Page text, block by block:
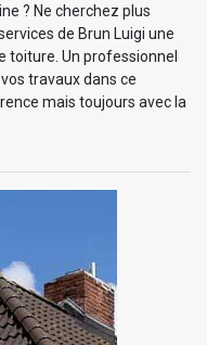
? Ne cherchez plus
de Brun Luigi une
toiture. Un professionnel
travaux dans ce
mais toujours avec la